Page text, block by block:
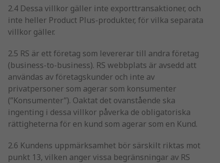
2.4 Dessa villkor gäller inte exporttransaktioner, och
inte heller Product Plus-produkter, för vilka separata
villkor gäller.
2.5 RS är ett företag som levererar till andra företag
(business-to-business). RS webbplats är avsedd att
användas av företagskunder och inte av
privatpersoner som agerar som konsumenter
(”Konsumenter”). Oaktat det ovanstående ska
ingenting i dessa villkor påverka de obligatoriska
rättigheterna för en kund som agerar som en Kund.
2.6 Kundens uppmärksamhet bör särskilt riktas mot
punkt 13, vilken anger vissa begränsningar av RS